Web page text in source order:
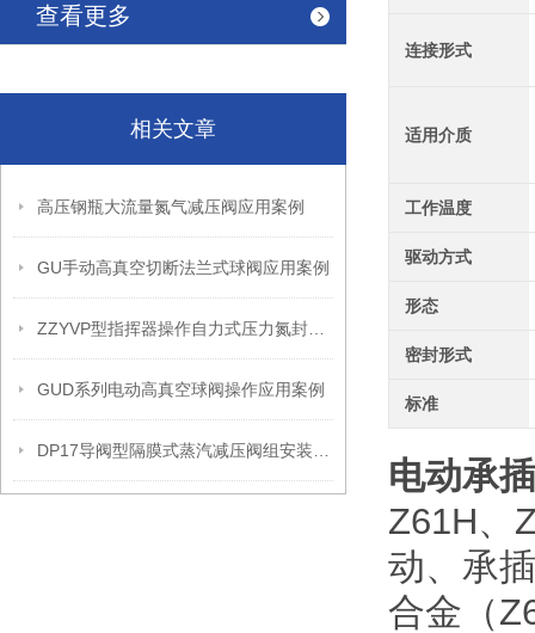
查看更多
相关文章
高压钢瓶大流量氮气减压阀应用案例
GU手动高真空切断法兰式球阀应用案例
GUD系列电动高真空球阀操作应用案例
连接形式
适用介质
工作温度
驱动方式
形态
密封形式
标准
电动承
Z61H、
动、承
合金（